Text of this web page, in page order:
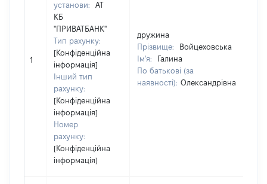
1
установи:
АТ
КБ
"ПРИВАТБАНК"
Тип рахунку:
[Конфіденційна
інформація]
Інший тип
рахунку:
[Конфіденційна
інформація]
Номер
рахунку:
[Конфіденційна
інформація]
дружина
Прізвище:
Войцеховська
Ім'я:
Галина
По батькові (за
наявності): Олександрівна